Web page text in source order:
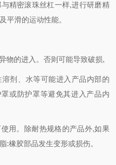
与精密滚珠丝杠一样,进行研磨精
平滑的运动性能。
物的进入。否则可能导致破损,
剂、水等可能进入产品内部的
或防护罩等避免其进入产品内
用。除耐热规格的产品外,如果
:橡胶部品发生变形或损伤。